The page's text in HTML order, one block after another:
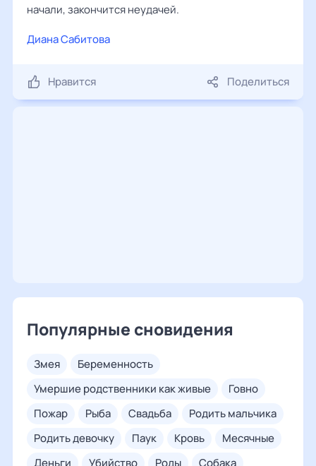
начали, закончится неудачей.
Диана Сабитова
Нравится Поделиться
Популярные сновидения
змея
беременность
умершие родственники как живые
говно
пожар
рыба свадьба
родить мальчика
родить девочку
паук кровь
месячные
деньги
убийство роды собака